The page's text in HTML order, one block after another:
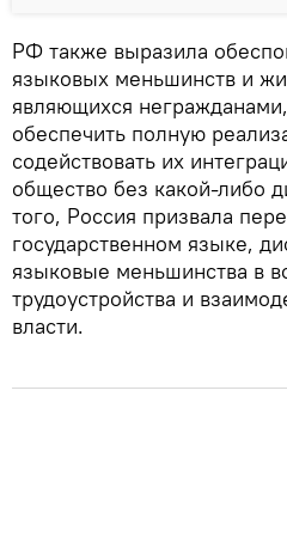
РФ также выразила
языковых меньшинств и
являющихся
обеспечить полную
содействовать их
общество без какой-либо
того, Россия призвала
государственном языке,
языковые меньшинства в
трудоустройства и
власти.